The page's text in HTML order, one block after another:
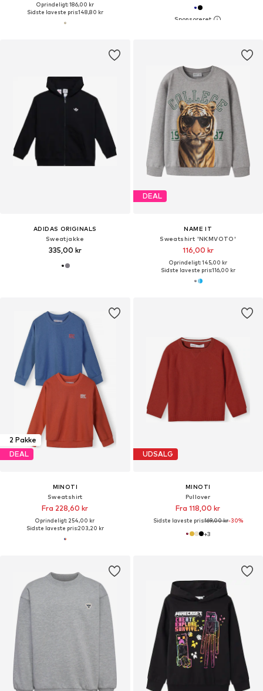
Oprindeligt: 186,00 kr
Sidste laveste pris:148,80 kr
ADIDAS ORIGINALS
Sweatjakke
335,00 kr
DEAL
NAME IT
Sweatshirt 'NKMVOTO'
116,00 kr
Oprindeligt: 145,00 kr
Sidste laveste pris:116,00 kr
2 Pakke
DEAL
MINOTI
Sweatshirt
Fra 228,60 kr
Oprindeligt: 254,00 kr
Sidste laveste pris:203,20 kr
UDSALG
MINOTI
Pullover
Fra 118,00 kr
Sidste laveste pris:169,00 kr-30%
+3